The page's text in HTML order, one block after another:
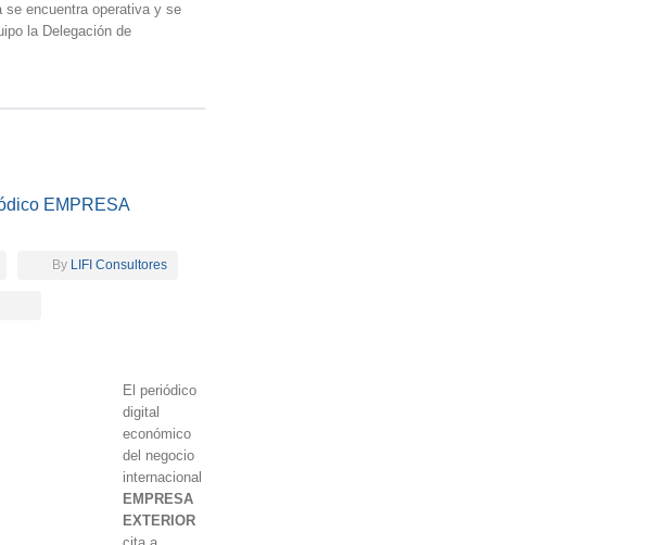
se encuentra operativa y se
la Delegación de
EMPRESA
By LIFI Consultores
El periódico
digital
económico
del negocio
internacional
EMPRESA
EXTERIOR